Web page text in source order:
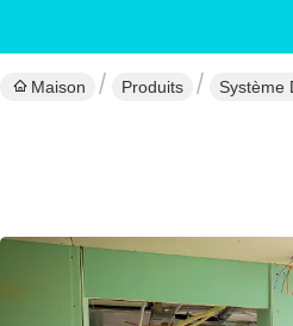
Maison Produits Système